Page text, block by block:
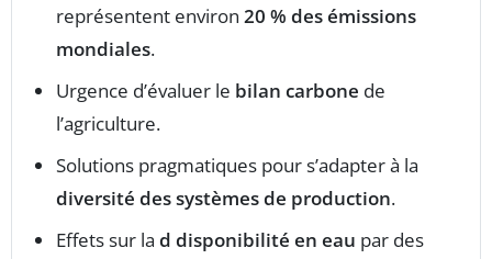
représentent environ 20 % des émissions
mondiales.
Urgence d’évaluer le bilan carbone de
l’agriculture.
Solutions pragmatiques pour s’adapter à la
diversité des systèmes de production.
Effets sur la d disponibilité en eau par des